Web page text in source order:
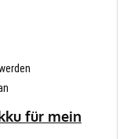
für mein